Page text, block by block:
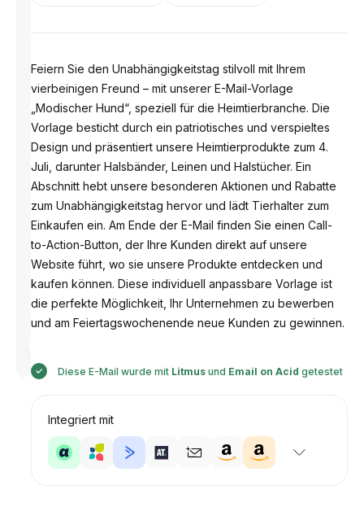
Entworfen
Feiern Sie den Unabhängigkeitstag stilvoll mit Ihrem
vierbeinigen Freund – mit unserer E-Mail-Vorlage
„Modischer Hund“, speziell für die Heimtierbranche. Die
Vorlage besticht durch ein patriotisches und verspieltes
Design und präsentiert unsere Heimtierprodukte zum 4.
Juli, darunter Halsbänder, Leinen und Halstücher. Ein
Abschnitt hebt unsere besonderen Aktionen und Rabatte
zum Unabhängigkeitstag hervor und lädt Tierhalter zum
Einkaufen ein. Am Ende der E-Mail finden Sie einen Call-
to-Action-Button, der Ihre Kunden direkt auf unsere
Website führt, wo sie unsere Produkte entdecken und
kaufen können. Diese individuell anpassbare Vorlage ist
die perfekte Möglichkeit, Ihr Unternehmen zu bewerben
und am Feiertagswochenende neue Kunden zu gewinnen.
Diese E-Mail wurde mit Litmus und Email on Acid getestet
Integriert mit